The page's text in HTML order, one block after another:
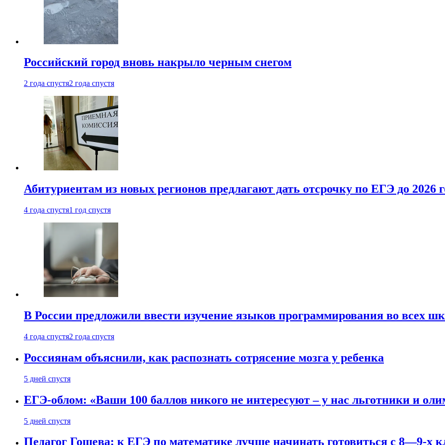
Российский город вновь накрыло черным снегом
2 года спустя2 года спустя
Абитуриентам из новых регионов предлагают дать отсрочку по ЕГЭ до 2026
4 года спустя1 год спустя
В России предложили ввести изучение языков программирования во всех
4 года спустя2 года спустя
Россиянам объяснили, как распознать сотрясение мозга у ребенка
5 дней спустя
ЕГЭ-облом: «Ваши 100 баллов никого не интересуют – у нас льготники и
5 дней спустя
Педагог Гошева: к ЕГЭ по математике лучше начинать готовиться с 8—9-х